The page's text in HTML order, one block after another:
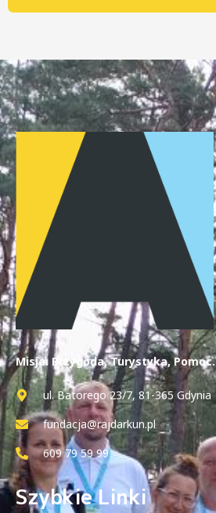
Misja: Przygoda, Turystyka, Pomoc.
ul. Batorego 23/7, 81-365 Gdynia
fundacja@rajdarkun.pl
609 79 59 99
Szybkie Linki